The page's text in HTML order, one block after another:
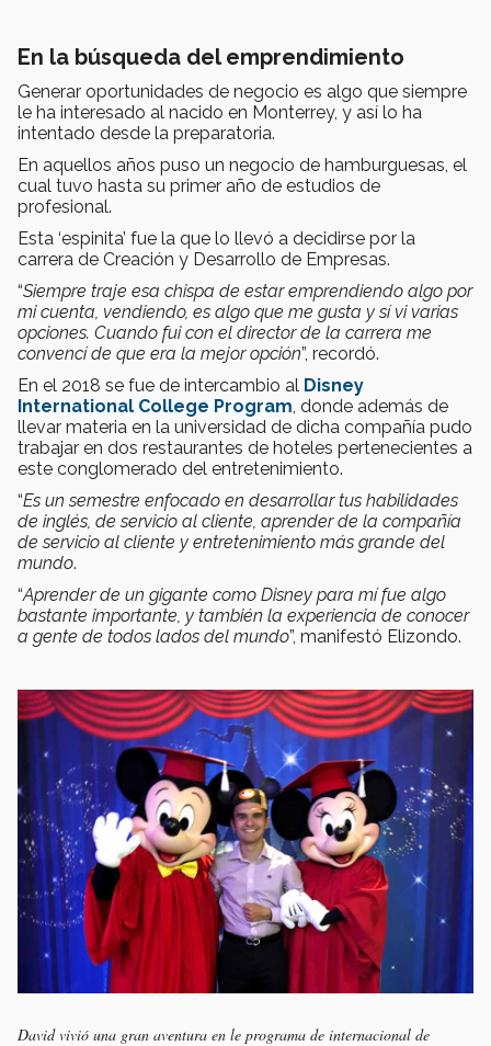
En la búsqueda del emprendimiento
Generar oportunidades de negocio es algo que siempre
le ha interesado al nacido en Monterrey, y así lo ha
intentado desde la preparatoria.
En aquellos años puso un negocio de hamburguesas, el
cual tuvo hasta su primer año de estudios de
profesional.
Esta ‘espinita’ fue la que lo llevó a decidirse por la
carrera de Creación y Desarrollo de Empresas.
“Siempre traje esa chispa de estar emprendiendo algo por
mi cuenta, vendiendo, es algo que me gusta y sí vi varias
opciones. Cuando fui con el director de la carrera me
convencí de que era la mejor opción”, recordó.
En el 2018 se fue de intercambio al Disney
International College Program, donde además de
llevar materia en la universidad de dicha compañía pudo
trabajar en dos restaurantes de hoteles pertenecientes a
este conglomerado del entretenimiento.
“Es un semestre enfocado en desarrollar tus habilidades
de inglés, de servicio al cliente, aprender de la compañía
de servicio al cliente y entretenimiento más grande del
mundo.
“Aprender de un gigante como Disney para mí fue algo
bastante importante, y también la experiencia de conocer
a gente de todos lados del mundo”, manifestó Elizondo.
David vivió una gran aventura en le programa de internacional de